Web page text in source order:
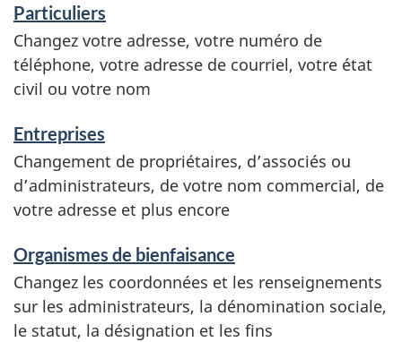
e
r
v
i
c
e
s
e
t
r
Particuliers
Changez votre adresse, votre numéro de
téléphone, votre adresse de courriel, votre état
civil ou votre nom
Entreprises
Changement de propriétaires, d’associés ou
d’administrateurs, de votre nom commercial, de
votre adresse et plus encore
Organismes de bienfaisance
Changez les coordonnées et les renseignements
sur les administrateurs, la dénomination sociale,
le statut, la désignation et les fins